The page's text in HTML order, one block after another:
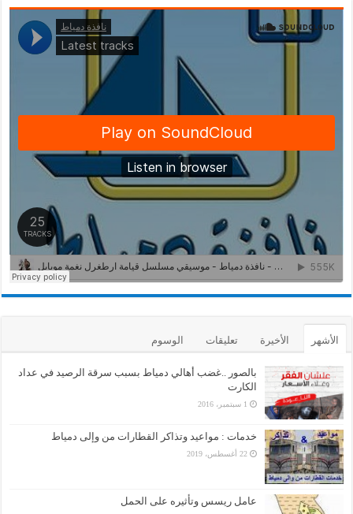
الأشهر الأخيرة تعليقات الوسوم
بالصور ..غضب أهالي دمياط بسبب سرقة الرصيد في عداد
الكارت
1 سبتمبر، 2016
خدمات : مواعيد وتذاكر القطارات من وإلى دمياط
22 أغسطس، 2019
عامل ريسس وتأثيره على الحمل